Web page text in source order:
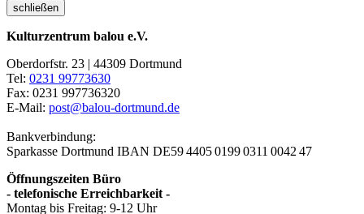
schließen
Kulturzentrum balou e.V.
Oberdorfstr. 23 | 44309 Dortmund
Tel: 0231 99773630
Fax: 0231 997736320
E-Mail: post@balou-dortmund.de
Bankverbindung:
Sparkasse Dortmund IBAN DE59 4405 0199 0311 0042 47
Öffnungszeiten Büro
- telefonische Erreichbarkeit -
Montag bis Freitag: 9-12 Uhr